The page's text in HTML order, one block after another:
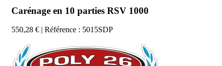
Carénage en 10 parties RSV 1000
550,28 € | Référence : 5015SDP